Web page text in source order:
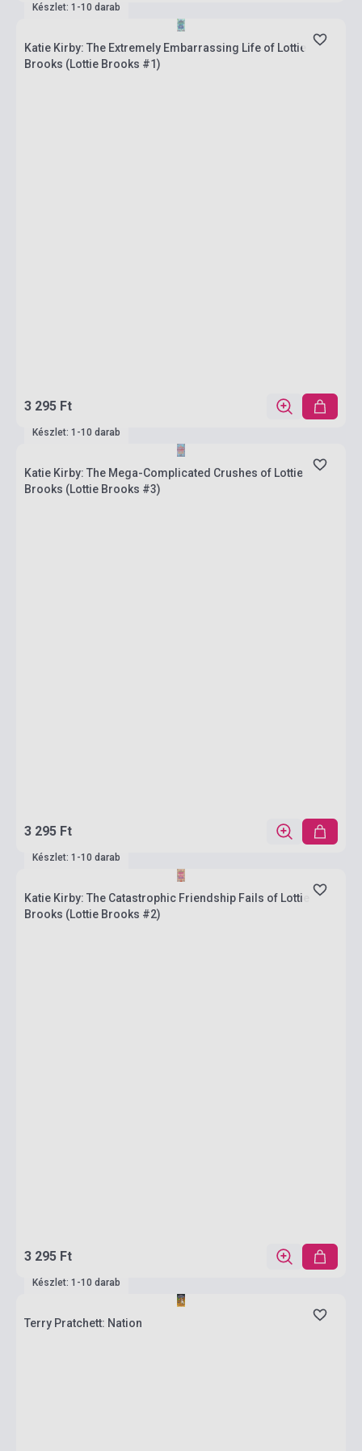
Készlet: 1-10 darab
Katie Kirby: The Extremely Embarrassing Life of Lottie
Brooks (Lottie Brooks #1)
3 295 Ft
Készlet: 1-10 darab
Katie Kirby: The Mega-Complicated Crushes of Lottie
Brooks (Lottie Brooks #3)
3 295 Ft
Készlet: 1-10 darab
Katie Kirby: The Catastrophic Friendship Fails of Lottie
Brooks (Lottie Brooks #2)
3 295 Ft
Készlet: 1-10 darab
Terry Pratchett: Nation